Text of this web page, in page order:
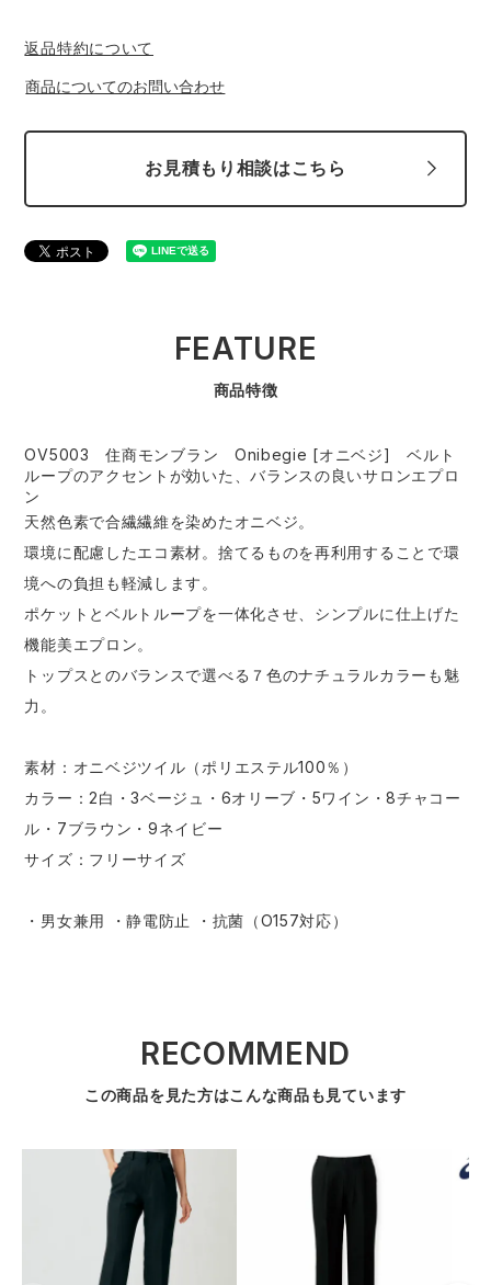
返品特約について
商品についてのお問い合わせ
お見積もり相談はこちら
FEATURE
商品特徴
OV5003 住商モンブラン Onibegie [オニベジ] ベルト
ループのアクセントが効いた、バランスの良いサロンエプロ
ン
天然色素で合繊繊維を染めたオニベジ。
環境に配慮したエコ素材。捨てるものを再利用することで環
境への負担も軽減します。
ポケットとベルトループを一体化させ、シンプルに仕上げた
機能美エプロン。
トップスとのバランスで選べる７色のナチュラルカラーも魅
力。
素材：オニベジツイル（ポリエステル100％）
カラー：2白・3ベージュ・6オリーブ・5ワイン・8チャコー
ル・7ブラウン・9ネイビー
サイズ：フリーサイズ
・男女兼用 ・静電防止 ・抗菌（O157対応）
RECOMMEND
この商品を見た方はこんな商品も見ています